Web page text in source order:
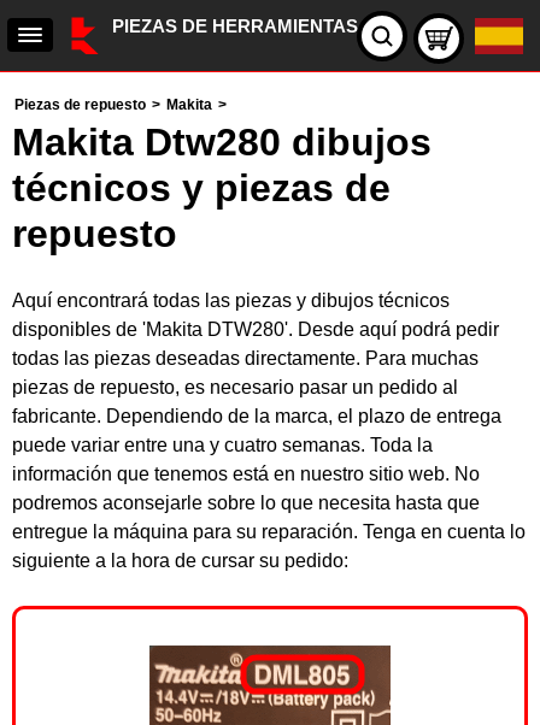
PIEZAS DE HERRAMIENTAS
Piezas de repuesto > Makita >
Makita Dtw280 dibujos
técnicos y piezas de
repuesto
Aquí encontrará todas las piezas y dibujos técnicos
disponibles de 'Makita DTW280'. Desde aquí podrá pedir
todas las piezas deseadas directamente. Para muchas
piezas de repuesto, es necesario pasar un pedido al
fabricante. Dependiendo de la marca, el plazo de entrega
puede variar entre una y cuatro semanas. Toda la
información que tenemos está en nuestro sitio web. No
podremos aconsejarle sobre lo que necesita hasta que
entregue la máquina para su reparación. Tenga en cuenta lo
siguiente a la hora de cursar su pedido: